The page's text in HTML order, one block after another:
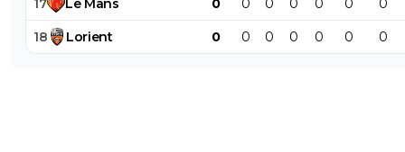
17 Le Mans 0 0 0 0 0 0 0
18 Lorient 0 0 0 0 0 0 0